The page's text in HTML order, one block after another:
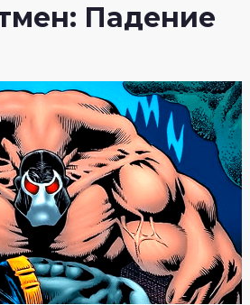
Падение